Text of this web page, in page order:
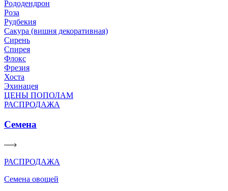
Рододендрон
Роза
Рудбекия
Сакура (вишня декоративная)
Сирень
Спирея
Флокс
Фрезия
Хоста
Эхинацея
ЦЕНЫ ПОПОЛАМ
РАСПРОДАЖА
Семена
РАСПРОДАЖА
Семена овощей